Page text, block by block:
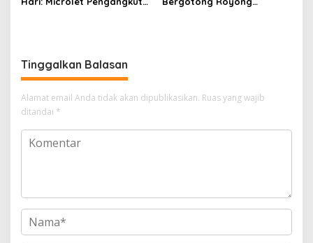
Tinggalkan Balasan
Alamat email Anda tidak akan dipublikasikan. Ruas yang wajib
ditandai *